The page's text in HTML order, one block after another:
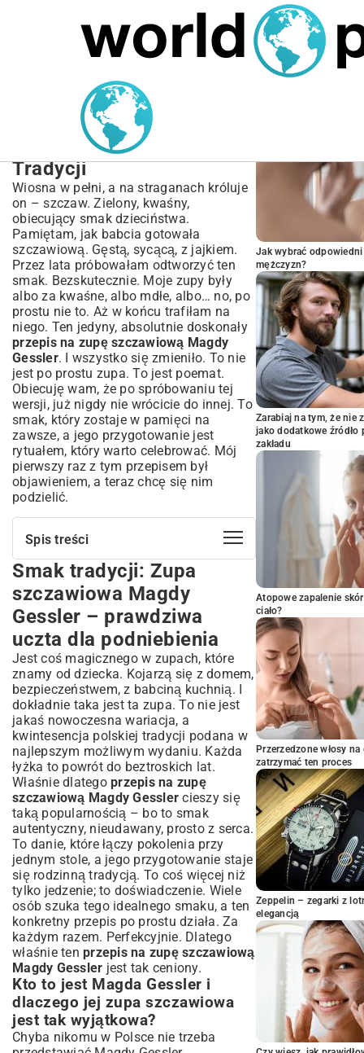
MARIUSZ ŁAMAGA 04.10.2025
Przepis na zupę
szczawiową Magdy
Gessler | Idealny Smak
Tradycji
Wiosna w pełni, a na straganach króluje
on – szczaw. Zielony, kwaśny,
obiecujący smak dzieciństwa.
Pamiętam, jak babcia gotowała
szczawiową. Gęstą, sycącą, z jajkiem.
Przez lata próbowałam odtworzyć ten
smak. Bezskutecznie. Moje zupy były
albo za kwaśne, albo mdłe, albo… no, po
prostu nie to. Aż w końcu trafiłam na
niego. Ten jedyny, absolutnie doskonały
przepis na zupę szczawiową Magdy
Gessler. I wszystko się zmieniło. To nie
jest po prostu zupa. To jest poemat.
Obiecuję wam, że po spróbowaniu tej
wersji, już nigdy nie wrócicie do innej. To
smak, który zostaje w pamięci na
zawsze, a jego przygotowanie jest
rytuałem, który warto celebrować. Mój
pierwszy raz z tym przepisem był
objawieniem, a teraz chcę się nim
podzielić.
Spis treści
Smak tradycji: Zupa szczawiowa Magdy
Gessler – prawdziwa uczta dla
podniebienia
Kto to jest Magda Gessler i dlaczego jej
zupa szczawiowa jest tak wyjątkowa?
Sekretny przepis Magdy Gessler na
idealną zupę szczawiową
Niezbędne składniki – lista zakupów
Przygotowanie krok po kroku – perfekcyjny
smak
Porady Magdy Gessler, dzięki którym zupa
wyjdzie idealna
Czym wyróżnia się zupa szczawiowa
Magdy Gessler spośród innych?
Tajemnice smaku i aromatu – co czyni ją
niezapomnianą?
Rola świeżych, sezonowych składników w
autentycznym przepisie
Z czym podawać zupę szczawiową?
Pomysły i inspiracje od Magdy Gessler
Tradycyjne dodatki – jajko i ziemniaki –
klasyczne połączenia
Nowoczesne wariacje i świeże zioła – dla
poszukujących nowych smaków
Właściwości zdrowotne szczawiu –
dlaczego warto jeść zupę szczawiową
Magdy Gessler?
Częste błędy w przygotowaniu zupy
szczawiowej i jak ich unikać, według
Smak tradycji: Zupa
szczawiowa Magdy
Gessler – prawdziwa
uczta dla podniebienia
Jest coś magicznego w zupach, które
znamy od dziecka. Kojarzą się z domem,
bezpieczeństwem, z babciną kuchnią. I
dokładnie taka jest ta zupa. To nie jest
jakaś nowoczesna wariacja, a
kwintesencja polskiej tradycji podana w
najlepszym możliwym wydaniu. Każda
łyżka to powrót do beztroskich lat.
Właśnie dlatego przepis na zupę
szczawiową Magdy Gessler cieszy się
taką popularnością – bo to smak
autentyczny, nieudawany, prosto z serca.
To danie, które łączy pokolenia przy
jednym stole, a jego przygotowanie staje
się rodzinną tradycją. To coś więcej niż
tylko jedzenie; to doświadczenie. Wiele
osób szuka tego idealnego smaku, a ten
konkretny przepis po prostu działa. Za
każdym razem. Perfekcyjnie. Dlatego
właśnie ten przepis na zupę szczawiową
Magdy Gessler jest tak ceniony.
Kto to jest Magda Gessler i
dlaczego jej zupa szczawiowa
jest tak wyjątkowa?
Chyba nikomu w Polsce nie trzeba
Jak wybrać
mężczyzn?
Zarabiaj na tym, że nie
jako dodatkowe
zakładu
Atopowe zapalenie
ciało?
Przerzedzone włosy
zatrzymać ten proces
Zeppelin – zegarki z
elegancją